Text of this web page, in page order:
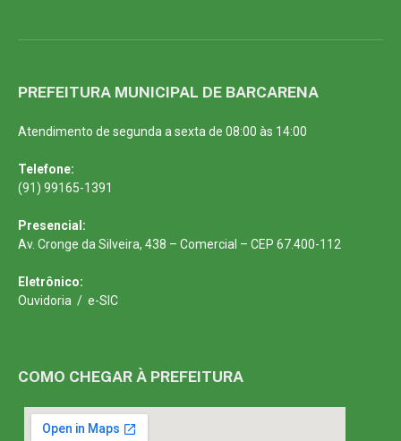
PREFEITURA MUNICIPAL DE BARCARENA
Atendimento de segunda a sexta de 08:00 às 14:00
Telefone:
(91) 99165-1391
Presencial:
Av. Cronge da Silveira, 438 – Comercial – CEP 67.400-112
Eletrônico:
Ouvidoria / e-SIC
COMO CHEGAR À PREFEITURA